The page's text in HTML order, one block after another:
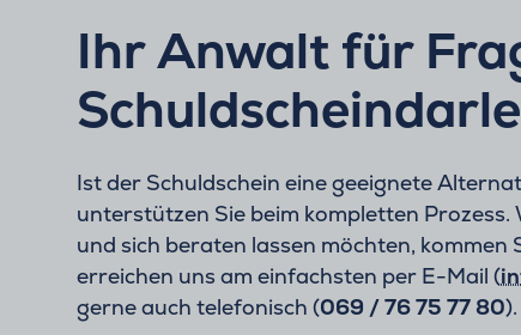
Ihr Anwalt für
Ist der Schuldschein eine geeignete
unterstützen Sie beim kompletten Prozess.
und sich beraten lassen möchten, kommen
erreichen uns am einfachsten per E-Mail (
gerne auch telefonisch (069 / 76 75 77 80).